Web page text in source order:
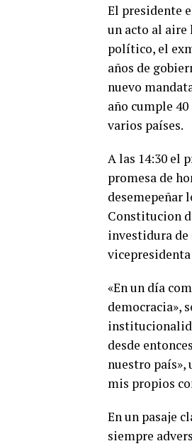
El presidente
un acto al aire
político, el
años de
nuevo
año cumple
varios países.
A las 14:30 el
promesa de
desemepeñar
Constitucion
investidura de
«En un día
democracia»,
desde
nuestro país»,
mis propios
En un pasaje
siempre